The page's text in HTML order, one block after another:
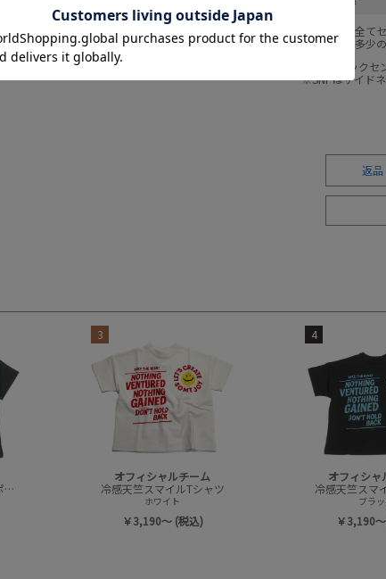
採寸結果は全て
商品により多少
※BCはバックセ
※SNPはサイドネ
返
冷感天竺”ORENO FACE”ポケットTシャツ
3
オフィシャルチーム
冷感天竺スマイルTシャツ
ホワイト
￥3,190～ (税込)
4
オフィシャ
冷感天竺スマ
ブラ
￥3,190